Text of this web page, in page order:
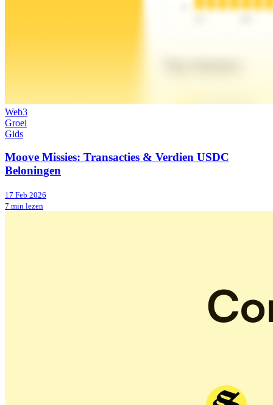
Web3
Groei
Gids
Moove Missies: Transacties & Verdien USDC
Beloningen
17 Feb 2026
7 min lezen